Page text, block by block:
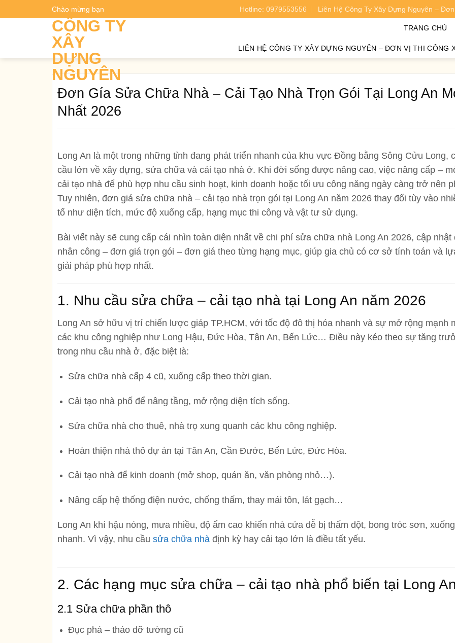
to
Chào mừng bạn Hotline: 0979553556 Liên Hệ Công Ty Xây Dựng Nguyên –
CÔNG TY
XÂY
DỰNG
NGUYÊN
TRANG CHỦ
LIÊN HỆ CÔNG TY XÂY DỰNG NGUYÊN – ĐƠN VỊ THI CÔNG
Đơn Gía Sửa Chữa Nhà – Cải Tạo Nhà Trọn Gói Tại Long An
Nhất 2026
Long An là một trong những tỉnh đang phát triển nhanh của khu vực Đồng bằng Sông Cửu Long,
cầu lớn về xây dựng, sửa chữa và cải tạo nhà ở. Khi đời sống được nâng cao, việc nâng cấp –
cải tạo nhà để phù hợp nhu cầu sinh hoạt, kinh doanh hoặc tối ưu công năng ngày càng trở nên
Tuy nhiên, đơn giá sửa chữa nhà – cải tạo nhà trọn gói tại Long An năm 2026 thay đổi tùy vào
tố như diện tích, mức độ xuống cấp, hạng mục thi công và vật tư sử dụng.
Bài viết này sẽ cung cấp cái nhìn toàn diện nhất về chi phí sửa chữa nhà Long An 2026, cập nhật
nhân công – đơn giá trọn gói – đơn giá theo từng hạng mục, giúp gia chủ có cơ sở tính toán và
giải pháp phù hợp nhất.
1. Nhu cầu sửa chữa – cải tạo nhà tại Long An năm 2026
Long An sở hữu vị trí chiến lược giáp TP.HCM, với tốc độ đô thị hóa nhanh và sự mở rộng mạnh
các khu công nghiệp như Long Hậu, Đức Hòa, Tân An, Bến Lức… Điều này kéo theo sự tăng
trong nhu cầu nhà ở, đặc biệt là:
Sửa chữa nhà cấp 4 cũ, xuống cấp theo thời gian.
Cải tạo nhà phố để nâng tầng, mở rộng diện tích sống.
Sửa chữa nhà cho thuê, nhà trọ xung quanh các khu công nghiệp.
Hoàn thiện nhà thô dự án tại Tân An, Cần Đước, Bến Lức, Đức Hòa.
Cải tạo nhà để kinh doanh (mở shop, quán ăn, văn phòng nhỏ…).
Nâng cấp hệ thống điện nước, chống thấm, thay mái tôn, lát gạch…
Long An khí hậu nóng, mưa nhiều, độ ẩm cao khiến nhà cửa dễ bị thấm dột, bong tróc sơn,
nhanh. Vì vậy, nhu cầu sửa chữa nhà định kỳ hay cải tạo lớn là điều tất yếu.
2. Các hạng mục sửa chữa – cải tạo nhà phổ biến tại Long
2.1 Sửa chữa phần thô
Đục phá – tháo dỡ tường cũ
Dự toán chi phí xây nhà chính xác 95%.